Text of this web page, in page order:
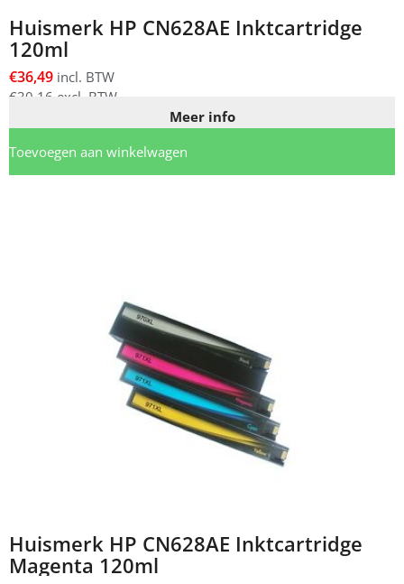
Huismerk HP CN628AE Inktcartridge
120ml
€36,49 incl. BTW
€30,16 excl. BTW
Meer info
Toevoegen aan winkelwagen
Huismerk HP CN628AE Inktcartridge
Magenta 120ml